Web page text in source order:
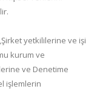
yetkililerine ve işi
kurum ve
ve Denetime
işlemlerin